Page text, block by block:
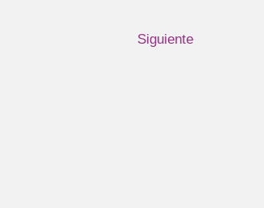
Siguiente